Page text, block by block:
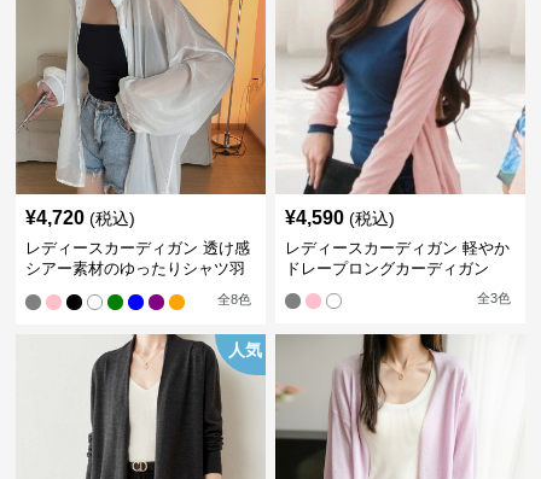
¥4,720 (税込)
レディースカーディガン 透け感
シアー素材のゆったりシャツ羽
全8色
¥4,590 (税込)
レディースカーディガン 軽やか
ドレープロングカーディガン
全3色
人気